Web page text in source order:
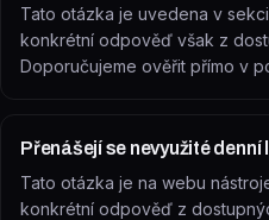
Tato otázka je uvedena v sekci
konkrétní odpověď však z
Doporučujeme ověřit přímo v
Přenášejí se nevyužité
Tato otázka je na webu
konkrétní odpověď z